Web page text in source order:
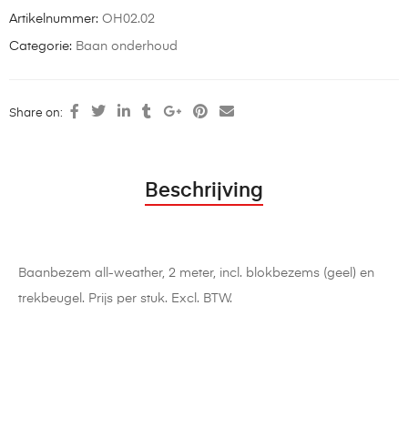
Artikelnummer: OH02.02
Categorie: Baan onderhoud
Share on:
Beschrijving
Baanbezem all-weather, 2 meter, incl. blokbezems (geel) en
trekbeugel. Prijs per stuk. Excl. BTW.